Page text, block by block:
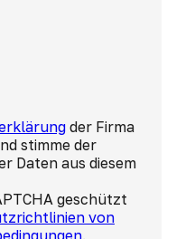
der Firma
stimme der
Daten aus diesem
geschützt
von